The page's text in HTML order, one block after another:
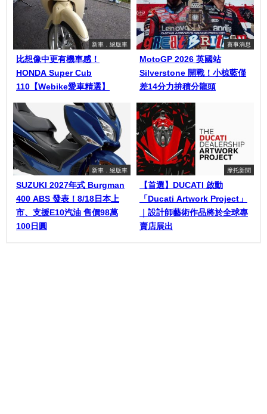
新車．絕版車
比想像中更有機車感！
HONDA Super Cub
110【Webike愛車精選】
賽事消息
MotoGP 2026 英國站
Silverstone 開戰！小椋藍僅
差14分力拚積分龍頭
新車．絕版車
SUZUKI 2027年式 Burgman
400 ABS 發表！8/18日本上
市、支援E10汽油 售價98萬
100日圓
摩托新聞
【首選】DUCATI 啟動
「Ducati Artwork Project」
｜設計師藝術作品將於全球專
賣店展出